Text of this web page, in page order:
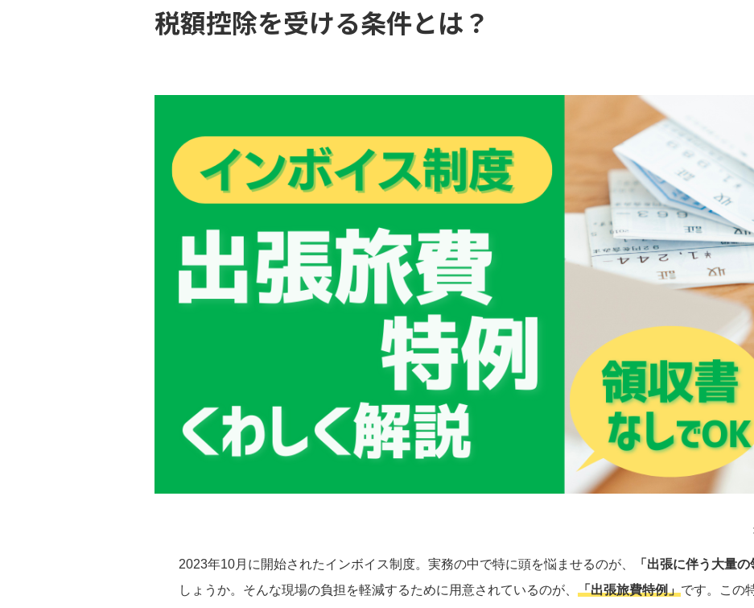
税額控除を受ける条件とは？
2023年10月に開始されたインボイス制度。実務の中で特に頭を悩ませるのが、 「出張に伴う大量の
しょうか。そんな現場の負担を軽減するために用意されているのが、 「出張旅費特例」です。この